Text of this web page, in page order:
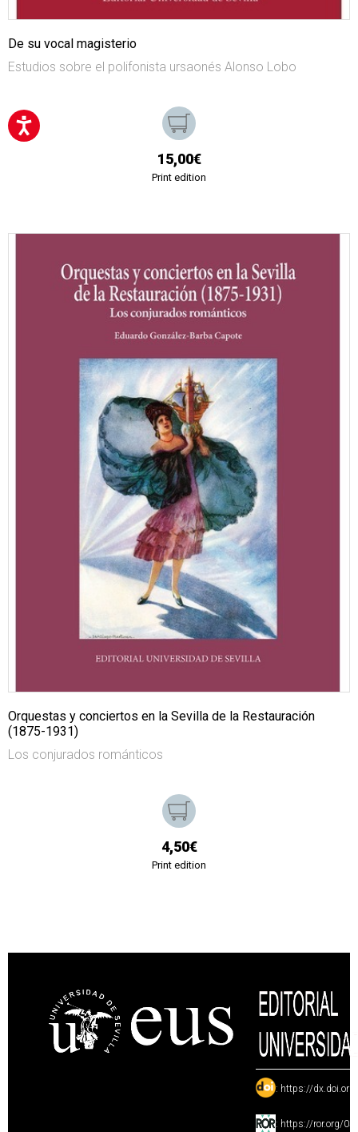
De su vocal magisterio
Estudios sobre el polifonista ursaonés Alonso Lobo
15,00€
Print edition
Orquestas y conciertos en la Sevilla de la Restauración
(1875-1931)
Los conjurados románticos
4,50€
Print edition
: https://
: https://ror.org/